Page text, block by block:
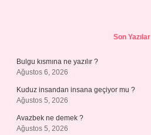
Son Yazılar
Bulgu kısmına ne yazılır ?
Ağustos 6, 2026
Kuduz insandan insana geçiyor mu ?
Ağustos 5, 2026
Avazbek ne demek ?
Ağustos 5, 2026